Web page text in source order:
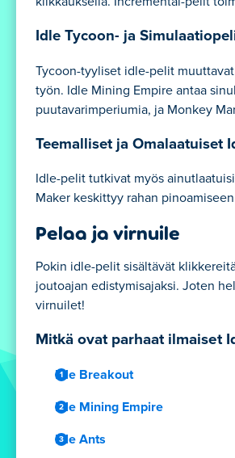
Idle Tycoon- ja
Tycoon-tyyliset idle-pelit
työn. Idle Mining Empire antaa
puutavarimperiumia, ja Monkey
Teemalliset ja Omalaatuiset
Idle-pelit tutkivat myös
Maker keskittyy rahan
Pelaa ja virnuile
Pokin idle-pelit sisältävät
joutoajan edistymisajaksi. Joten
virnuilet!
Mitkä ovat parhaat ilmaiset
Idle Breakout
Idle Mining Empire
Idle Ants